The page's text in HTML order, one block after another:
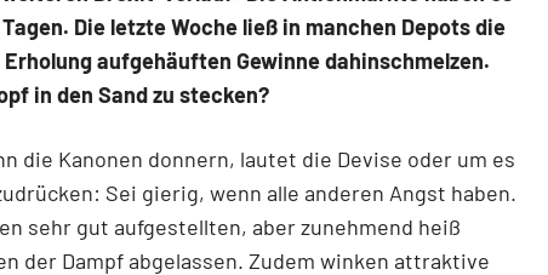
Die letzte Woche ließ in manchen Depots die
aufgehäuften Gewinne dahinschmelzen.
in den Sand zu stecken?
die Kanonen donnern, lautet die Devise oder um es
Sei gierig, wenn alle anderen Angst haben.
sehr gut aufgestellten, aber zunehmend heiß
der Dampf abgelassen. Zudem winken attraktive